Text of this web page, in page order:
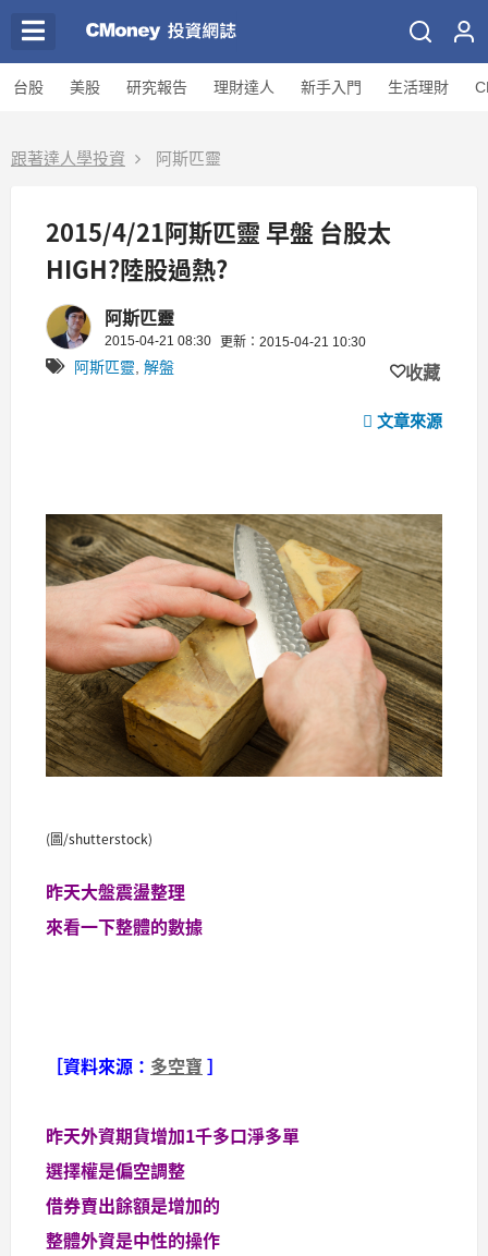
台股 美股 研究報告 理財達人 新手入門 生活理財
跟著達人學投資 阿斯匹靈
2015/4/21阿斯匹靈 早盤 台股太
HIGH?陸股過熱?
阿斯匹靈
2015-04-21 08:30 更新：2015-04-21 10:30
阿斯匹靈 解盤 收藏
文章來源
(圖/shutterstock)
昨天大盤震盪整理
來看一下整體的數據
［資料來源： 多空寶 ］
昨天外資期貨增加1千多口淨多單
選擇權是偏空調整
借券賣出餘額是增加的
整體外資是中性的操作